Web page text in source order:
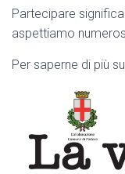
Partecipare
aspettiamo
Per saperne di più